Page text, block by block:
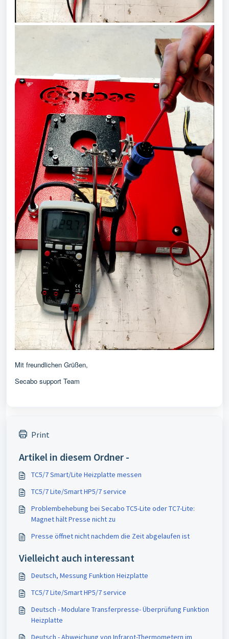
Mit freundlichen Grüßen,
Secabo support Team
Print
Artikel in diesem Ordner -
TC5/7 Smart/Lite Heizplatte messen
TC5/7 Lite/Smart HP5/7 service
Problembehebung bei Secabo TC5-Lite oder TC7-Lite:
Magnet hält Presse nicht zu
Presse öffnet nicht nachdem die Zeit abgelaufen ist
Vielleicht auch interessant
Deutsch, Messung Funktion Heizplatte
TC5/7 Lite/Smart HP5/7 service
Deutsch - Modulare Transferpresse- Überprüfung Funktion
Heizplatte
Deutsch - Abweichung von Infrarot-Thermometern im